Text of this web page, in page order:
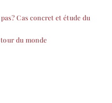
Cas concret et étude du
du monde